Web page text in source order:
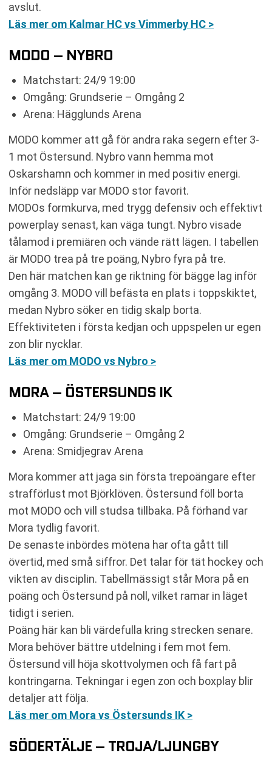
avslut.
Läs mer om Kalmar HC vs Vimmerby HC >
MODO – NYBRO
Matchstart: 24/9 19:00
Omgång: Grundserie – Omgång 2
Arena: Hägglunds Arena
MODO kommer att gå för andra raka segern efter 3-
1 mot Östersund. Nybro vann hemma mot
Oskarshamn och kommer in med positiv energi.
Inför nedsläpp var MODO stor favorit.
MODOs formkurva, med trygg defensiv och effektivt
powerplay senast, kan väga tungt. Nybro visade
tålamod i premiären och vände rätt lägen. I tabellen
är MODO trea på tre poäng, Nybro fyra på tre.
Den här matchen kan ge riktning för bägge lag inför
omgång 3. MODO vill befästa en plats i toppskiktet,
medan Nybro söker en tidig skalp borta.
Effektiviteten i första kedjan och uppspelen ur egen
zon blir nycklar.
Läs mer om MODO vs Nybro >
MORA – ÖSTERSUNDS IK
Matchstart: 24/9 19:00
Omgång: Grundserie – Omgång 2
Arena: Smidjegrav Arena
Mora kommer att jaga sin första trepoängare efter
strafförlust mot Björklöven. Östersund föll borta
mot MODO och vill studsa tillbaka. På förhand var
Mora tydlig favorit.
De senaste inbördes mötena har ofta gått till
övertid, med små siffror. Det talar för tät hockey och
vikten av disciplin. Tabellmässigt står Mora på en
poäng och Östersund på noll, vilket ramar in läget
tidigt i serien.
Poäng här kan bli värdefulla kring strecken senare.
Mora behöver bättre utdelning i fem mot fem.
Östersund vill höja skottvolymen och få fart på
kontringarna. Tekningar i egen zon och boxplay blir
detaljer att följa.
Läs mer om Mora vs Östersunds IK >
SÖDERTÄLJE – TROJA/LJUNGBY